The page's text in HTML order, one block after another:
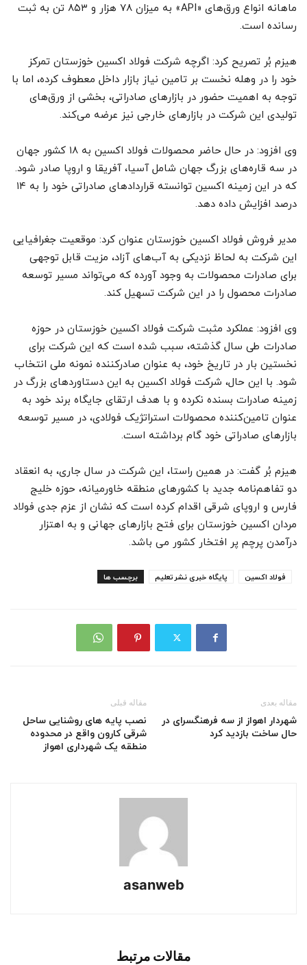
ماهانه انواع ورق‌های «API» به میزان ۷۸ هزار و ۸۵۳ تن به ثبت
رسانده است.
هیزم بُر تصریح کرد: اگرچه شرکت فولاد اکسین خوزستان تمرکز
خود را در وهله نخست بر تامین نیاز بازار داخل معطوف کرده، اما با
توجه به اهمیت حضور در بازارهای صادراتی، بخشی از ورق‌های
تولیدی این شرکت در بازارهای خارجی نیز عرضه می‌کند.
وی افزود: در حال حاضر محصولات فولاد اکسین به ۱۸ کشور جهان
در سه قاره‌های بزرگ جهان شامل آسیا، آفریقا و اروپا صادر شود.
که در این زمینه اکسین توانسته قراردادهای صادراتی خود را به ۱۴
درصد افزایش داده دهد.
مدیر فروش فولاد اکسین خوزستان عنوان کرد: موقعیت جغرافیایی
این شرکت به لحاظ نزدیکی به آب‌های آزاد، مزیت قابل توجهی
برای صادرات محصولات به وجود آورده که می‌تواند مسیر توسعه
صادرات محصول را در این شرکت تسهیل کند.
وی افزود: عملکرد مثبت شرکت فولاد اکسین خوزستان در حوزه
صادرات طی سال گذشته، سبب شده است که این شرکت برای
نخستین بار در تاریخ خود، به عنوان صادرکننده نمونه ملی انتخاب
شود. با این حال، شرکت فولاد اکسین به این دستاوردهای بزرگ در
زمینه صادرات بسنده نکرده و با هدف ارتقای جایگاه برند خود به
عنوان تامین‌کننده محصولات استراتژیک فولادی، در مسیر توسعه
بازارهای صادراتی خود گام برداشته است.
هیزم بُر گفت: در همین راستا، این شرکت در سال جاری، به انعقاد
دو تفاهم‌نامه جدید با کشورهای منطقه خاورمیانه، حوزه خلیج
فارس و اروپای شرقی اقدام کرده است که نشان از عزم جدی فولاد
مردان اکسین خوزستان برای فتح بازارهای جهانی و به اهتزار
درآمدن پرچم پر افتخار کشور می باشد.
برچسب ها پایگاه خبری نشرتعلیم فولاد اکسین
مقاله قبلی
نصب پایه های روشنایی ساحل
شرقی کارون واقع در محدوده
منطقه یک شهرداری اهواز
مقاله بعدی
شهردار اهواز از سه فرهنگسرای در
حال ساخت بازدید کرد
asanweb
مقالات مرتبط